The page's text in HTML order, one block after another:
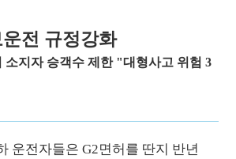
전 규정강화
소지자 승객수 제한 "대형사고 위험 3
운전자들은 G2면허를 딴지 반년